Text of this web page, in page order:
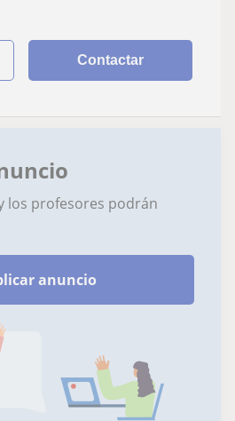
Contactar
los profesores podrán
anuncio